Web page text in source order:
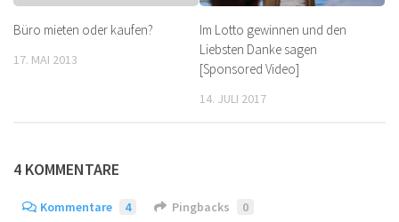
Büro mieten oder kaufen?
17. MAI 2013
Im Lotto gewinnen und den
Liebsten Danke sagen
[Sponsored Video]
14. JULI 2017
4 KOMMENTARE
Kommentare 4 Pingbacks 0